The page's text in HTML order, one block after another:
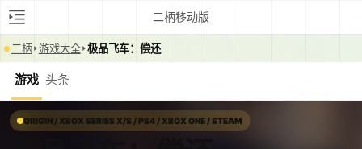
二柄移动版
二柄 游戏大全 极品飞车：偿还
游戏 头条
ORIGIN / XBOX SERIES X/S / PS4 / XBOX ONE / STEAM